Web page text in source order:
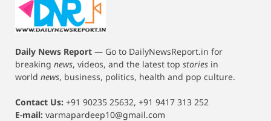
Daily News Report — Go to DailyNewsReport.in for
breaking news, videos, and the latest top stories in
world news, business, politics, health and pop culture.
Contact Us: +91 90235 25632, +91 9417 313 252
E-mail: varmapardeep10@gmail.com